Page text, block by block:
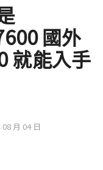
國外
就能入手
月 04 日